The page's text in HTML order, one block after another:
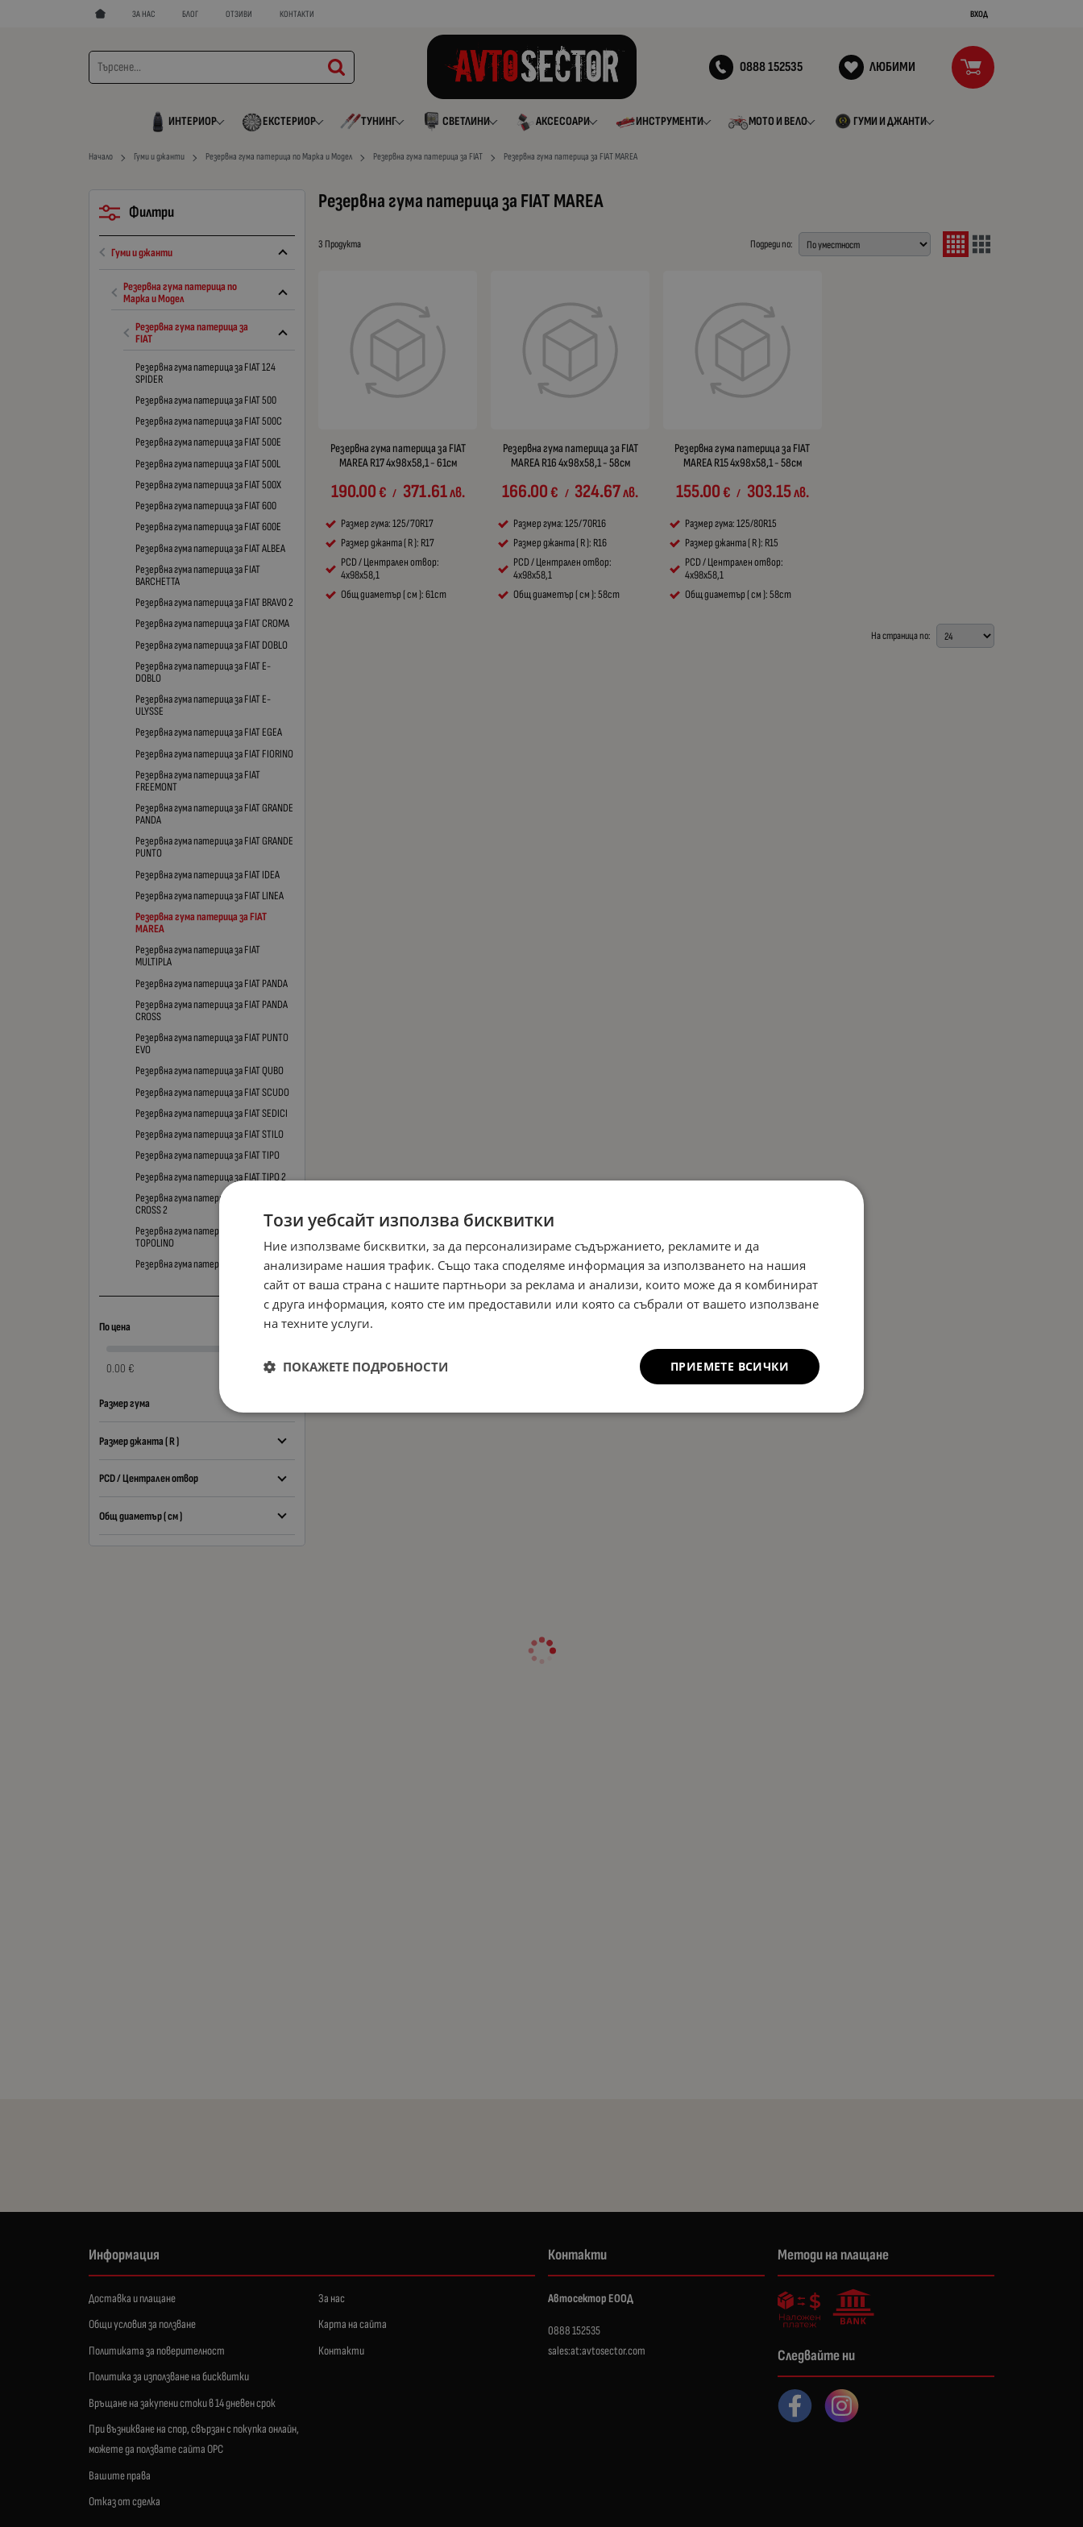
ЗА НАС БЛОГ ОТЗИВИ КОНТАКТИ ВХОД
0888 152535 ЛЮБИМИ
ИНТЕРИОР ЕКСТЕРИОР ТУНИНГ СВЕТЛИНИ АКСЕСОАРИ ИНСТРУМЕНТИ МОТО И ВЕЛО ГУМИ И ДЖАНТИ
Начало Гуми и джанти Резервна гума патерица по Марка и Модел Резервна гума патерица за FIAT Резервна гума патерица за FIAT MAREA
Резервна гума патерица за FIAT MAREA
3 Продукта Подреди по:
Резервна гума патерица за FIAT
MAREA R17 4x98x58,1 - 61см
190.00€ / 371.61лв.
Размер гума: 125/70R17
Размер джанта ( R ): R17
PCD / Централен отвор:
4x98x58,1
Общ диаметър ( см ): 61cm
Резервна гума патерица за FIAT
MAREA R16 4x98x58,1 - 58см
166.00€ / 324.67лв.
Размер гума: 125/70R16
Размер джанта ( R ): R16
PCD / Централен отвор:
4x98x58,1
Общ диаметър ( см ): 58cm
Резервна гума патерица за FIAT
MAREA R15 4x98x58,1 - 58см
155.00€ / 303.15лв.
Размер гума: 125/80R15
Размер джанта ( R ): R15
PCD / Централен отвор:
4x98x58,1
Общ диаметър ( см ): 58cm
На страница по:
Филтри
Гуми и джанти
Резервна гума патерица по
Марка и Модел
Резервна гума патерица за
FIAT
Резервна гума патерица за FIAT 124
SPIDER
Резервна гума патерица за FIAT 500
Резервна гума патерица за FIAT 500C
Резервна гума патерица за FIAT 500E
Резервна гума патерица за FIAT 500L
Резервна гума патерица за FIAT 500X
Резервна гума патерица за FIAT 600
Резервна гума патерица за FIAT 600E
Резервна гума патерица за FIAT ALBEA
Резервна гума патерица за FIAT
BARCHETTA
Резервна гума патерица за FIAT BRAVO 2
Резервна гума патерица за FIAT CROMA
Резервна гума патерица за FIAT DOBLO
Резервна гума патерица за FIAT E-
DOBLO
Резервна гума патерица за FIAT E-
ULYSSE
Резервна гума патерица за FIAT EGEA
Резервна гума патерица за FIAT FIORINO
Резервна гума патерица за FIAT
FREEMONT
Резервна гума патерица за FIAT GRANDE
PANDA
Резервна гума патерица за FIAT GRANDE
PUNTO
Резервна гума патерица за FIAT IDEA
Резервна гума патерица за FIAT LINEA
Резервна гума патерица за FIAT
MAREA
Резервна гума патерица за FIAT
MULTIPLA
Резервна гума патерица за FIAT PANDA
Резервна гума патерица за FIAT PANDA
CROSS
Резервна гума патерица за FIAT PUNTO
EVO
Резервна гума патерица за FIAT QUBO
Резервна гума патерица за FIAT SCUDO
Резервна гума патерица за FIAT SEDICI
Резервна гума патерица за FIAT STILO
Резервна гума патерица за FIAT TIPO
Резервна гума патерица за FIAT TIPO 2
Резервна гума патерица за FIAT TIPO
CROSS 2
Резервна гума патерица за FIAT
TOPOLINO
Резервна гума патерица за FIAT ULYSSE
По цена
0.00 € 0.00 €
Размер гума
Размер джанта ( R )
PCD / Централен отвор
Общ диаметър ( см )
Информация
Доставка и плащане
Общи условия за ползване
Политиката за поверителност
Политика за използване на бисквитки
Връщане на закупени стоки в 14 дневен срок
При възникване на спор, свързан с покупка онлайн,
можете да ползвате сайта ОРС
Вашите права
Отказ от сделка
За нас
Карта на сайта
Контакти
Контакти
Автосектор ЕООД
0888 152535
sales:at:avtosector.com
Методи на плащане
Следвайте ни
Този уебсайт използва бисквитки
Ние използваме бисквитки, за да персонализираме съдържанието, рекламите и да
анализираме нашия трафик. Също така споделяме информация за използването на нашия
сайт от ваша страна с нашите партньори за реклама и анализи, които може да я комбинират
с друга информация, която сте им предоставили или която са събрали от вашето използване
на техните услуги.
ПРИЕМЕТЕ ВСИЧКИ
ПОКАЖЕТЕ ПОДРОБНОСТИ